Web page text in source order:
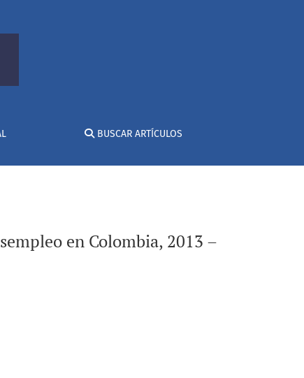
BUSCAR ARTÍCULOS
en Colombia, 2013 –